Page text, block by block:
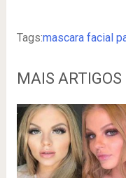
Tags:mascara facial
MAIS